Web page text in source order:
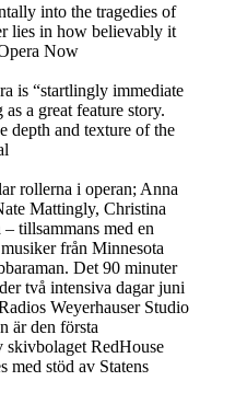
into the tragedies of
lies in how believably it
Now
is “startlingly immediate
a great feature story.
depth and texture of the
rollerna i operan; Anna
Mattingly, Christina
tillsammans med en
från Minnesota
Det 90 minuter
två intensiva dagar juni
Weyerhauser Studio
är den första
skivbolaget RedHouse
med stöd av Statens